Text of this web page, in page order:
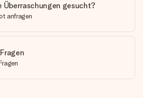
Überraschungen gesucht?
anfragen